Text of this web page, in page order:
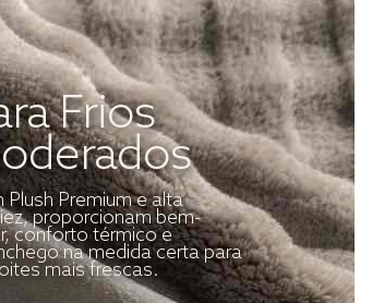
Frios
Plush Premium e alta
proporcionam bem-
conforto térmico e
na medida certa para
mais frescas.